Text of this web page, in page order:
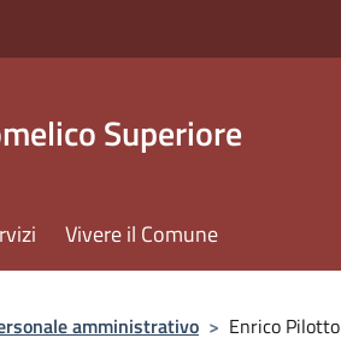
Superiore
Vivere il Comune
amministrativo > Enrico Pilotto